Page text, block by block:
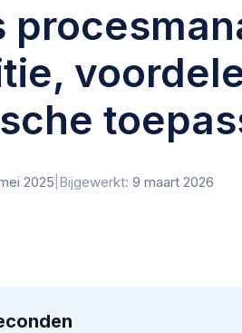
2025 Bijgewerkt: 9 maart 2026